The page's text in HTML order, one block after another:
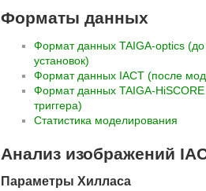
Форматы данных
Формат данных TAIGA-optics (до
установок)
Формат данных IACT (после
Формат данных TAIGA-
триггера)
Статистика моделирования
Анализ изображений
Параметры Хилласа